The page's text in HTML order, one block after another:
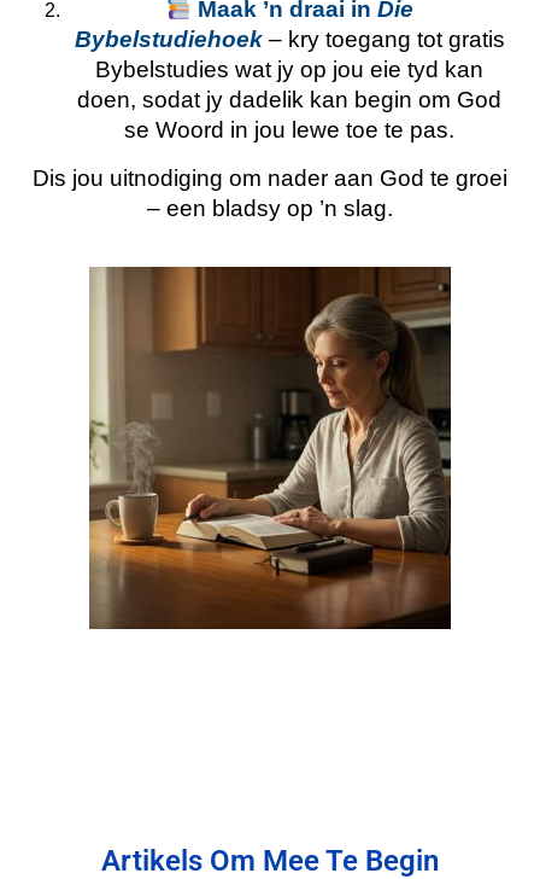
Maak ’n draai in Die
Bybelstudiehoek– kry toegang tot gratis
Bybelstudies wat jy op jou eie tyd kan
doen, sodat jy dadelik kan begin om God
se Woord in jou lewe toe te pas.
Dis jou uitnodiging om nader aan God te groei
– een bladsy op ’n slag.
Artikels Om Mee Te Begin